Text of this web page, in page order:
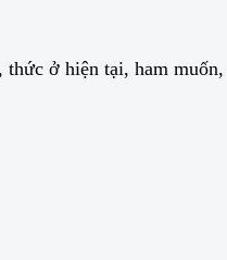
ở hiện tại, ham